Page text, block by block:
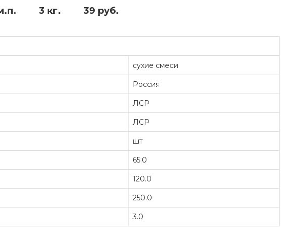
3 кг. 39 руб.
сухие смеси
Россия
ЛСР
ЛСР
шт
65.0
120.0
250.0
3.0